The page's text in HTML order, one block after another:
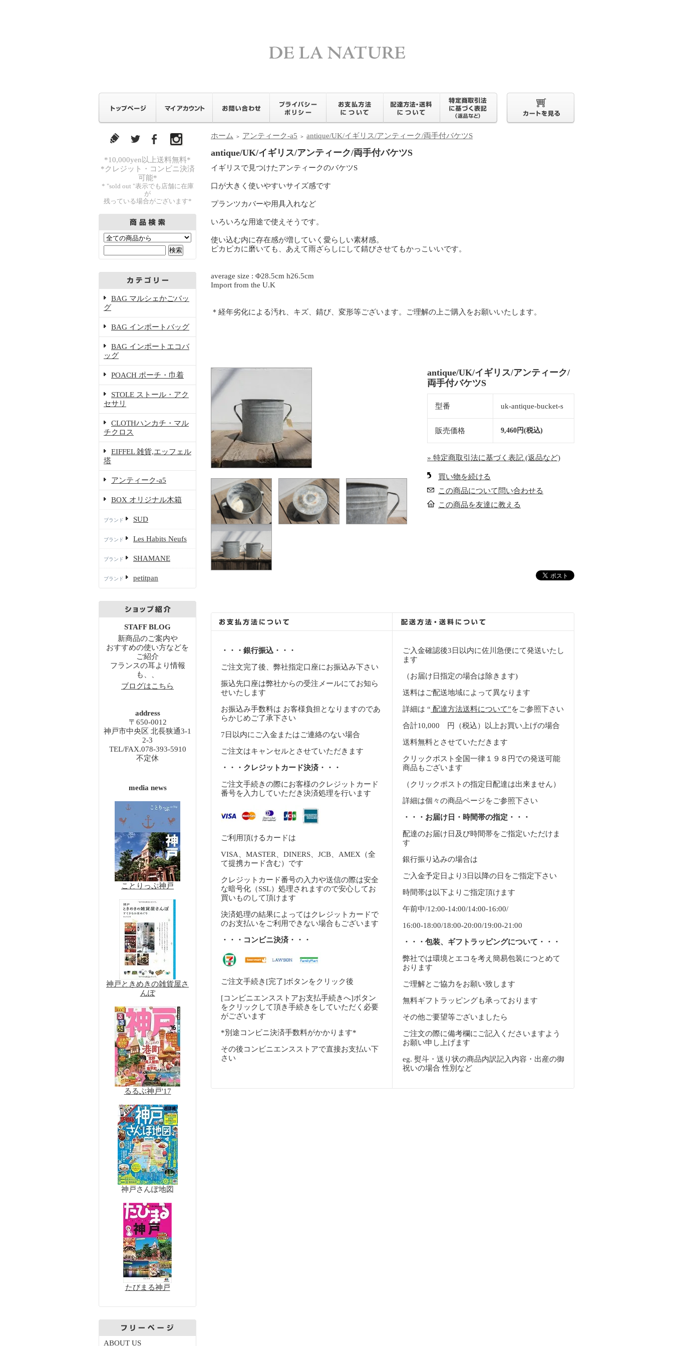
*10,000yen以上送料無料*
*クレジット・コンビニ決済
可能*
* "sold out "表示でも店舗に在庫
が
残っている場合がございます*
BAG マルシェかごバッ
グ
BAG インポートバッグ
BAG インポートエコバ
ッグ
POACH ポーチ・巾着
STOLE ストール・アク
セサリ
CLOTHハンカチ・マル
チクロス
EIFFEL 雑貨,エッフェル
塔
アンティーク-a5
BOX オリジナル木箱
ブランド SUD
ブランド Les Habits Neufs
ブランド SHAMANE
ブランド petitpan
STAFF BLOG
新商品のご案内や
おすすめの使い方などを
ご紹介
フランスの耳より情報
も、、
ブログはこちら
address
〒650-0012
神戸市中央区 北長狭通3-1
2-3
TEL/FAX.078-393-5910
不定休
media news
ことりっぷ神戸
神戸ときめきの雑貨屋さ
んぽ
るるぶ神戸'17
神戸さんぽ地図
たびまる神戸
ABOUT US
ホーム ＞ アンティーク-a5 ＞ antique/UK/イギリス/アンティーク/両手付バケツS
antique/UK/イギリス/アンティーク/両手付バケツS
イギリスで見つけたアンティークのバケツS
口が大きく使いやすいサイズ感です
プランツカバーや用具入れなど
いろいろな用途で使えそうです。
使い込む内に存在感が増していく愛らしい素材感。
ピカピカに磨いても、あえて雨ざらしにして錆びさせてもかっこいいです。
average size : Φ28.5cm h26.5cm
Import from the U.K
＊経年劣化による汚れ、キズ、錆び、変形等ございます。ご理解の上ご購入をお願いいたします。
antique/UK/イギリス/アンティーク/
両手付バケツS
型番 uk-antique-bucket-s
販売価格 9,460円(税込)
» 特定商取引法に基づく表記 (返品など)
買い物を続ける
この商品について問い合わせる
この商品を友達に教える
・・・銀行振込・・・
ご注文完了後、弊社指定口座にお振込み下さい
振込先口座は弊社からの受注メールにてお知ら
せいたします
お振込み手数料は お客様負担となりますのであ
らかじめご了承下さい
7日以内にご入金またはご連絡のない場合
ご注文はキャンセルとさせていただきます
・・・クレジットカード決済・・・
ご注文手続きの際にお客様のクレジットカード
番号を入力していただき決済処理を行います
ご利用頂けるカードは
VISA、MASTER、DINERS、JCB、AMEX（全
て提携カード含む）です
クレジットカード番号の入力や送信の際は安全
な暗号化（SSL）処理されますので安心してお
買いものして頂けます
決済処理の結果によってはクレジットカードで
のお支払いをご利用できない場合もございます
・・・コンビニ決済・・・
ご注文手続き[完了]ボタンをクリック後
[コンビニエンスストアお支払手続きへ]ボタン
をクリックして頂き手続きをしていただく必要
がございます
*別途コンビニ決済手数料がかかります*
その後コンビニエンスストアで直接お支払い下
さい
ご入金確認後3日以内に佐川急便にて発送いたし
ます
（お届け日指定の場合は除きます)
送料はご配送地域によって異なります
詳細は “ 配達方法送料について”をご参照下さい
合計10,000 円（税込）以上お買い上げの場合
送料無料とさせていただきます
クリックポスト全国一律１９８円での発送可能
商品もございます
（クリックポストの指定日配達は出来ません）
詳細は個々の商品ページをご参照下さい
・・・お届け日・時間帯の指定・・・
配達のお届け日及び時間帯をご指定いただけま
す
銀行振り込みの場合は
ご入金予定日より3日以降の日をご指定下さい
時間帯は以下よりご指定頂けます
午前中/12:00-14:00/14:00-16:00/
16:00-18:00/18:00-20:00/19:00-21:00
・・・包装、ギフトラッピングについて・・・
弊社では環境とエコを考え簡易包装につとめて
おります
ご理解とご協力をお願い致します
無料ギフトラッピングも承っております
その他ご要望等ございましたら
ご注文の際に備考欄にご記入くださいますよう
お願い申し上げます
eg. 熨斗・送り状の商品内訳記入内容・出産の御
祝いの場合 性別など